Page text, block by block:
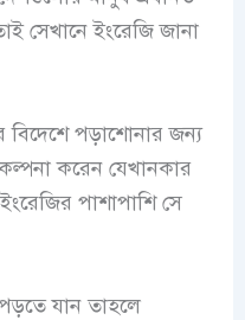
সেখানে ইংরেজি জানা
পড়াশোনার জন্য
করেন যেখানকার
পাশাপাশি সে
যান তাহলে